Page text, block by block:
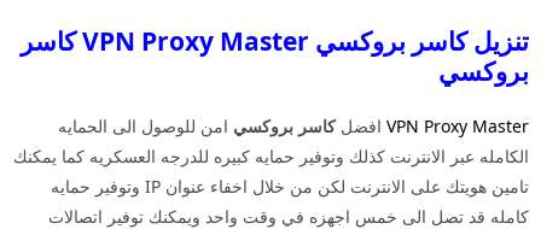
تنزيل كاسر بروكسي VPN Proxy Master كاسر
بروكسي
VPN Proxy Master افضل كاسر بروكسي امن للوصول الى الحمايه
الكامله عبر الانترنت كذلك وتوفير حمايه كبيره للدرجه العسكريه كما يمكنك
تامين هويتك على الانترنت لكن من خلال اخفاء عنوان IP وتوفير حمايه
كامله قد تصل الى خمس اجهزه في وقت واحد ويمكنك توفير اتصالات